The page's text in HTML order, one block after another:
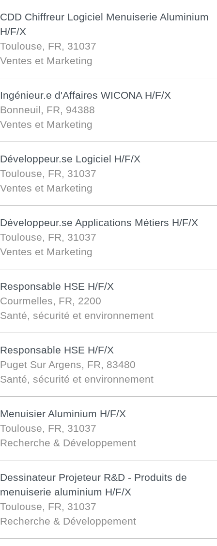
CDD Chiffreur Logiciel Menuiserie Aluminium
H/F/X
Toulouse, FR, 31037
Ventes et Marketing
Ingénieur.e d'Affaires WICONA H/F/X
Bonneuil, FR, 94388
Ventes et Marketing
Développeur.se Logiciel H/F/X
Toulouse, FR, 31037
Ventes et Marketing
Développeur.se Applications Métiers H/F/X
Toulouse, FR, 31037
Ventes et Marketing
Responsable HSE H/F/X
Courmelles, FR, 2200
Santé, sécurité et environnement
Responsable HSE H/F/X
Puget Sur Argens, FR, 83480
Santé, sécurité et environnement
Menuisier Aluminium H/F/X
Toulouse, FR, 31037
Recherche & Développement
Dessinateur Projeteur R&D - Produits de
menuiserie aluminium H/F/X
Toulouse, FR, 31037
Recherche & Développement